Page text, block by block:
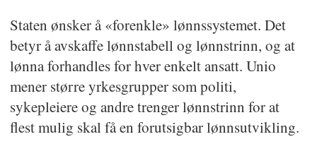
Staten ønsker å «forenkle» lønnssystemet. Det
betyr å avskaffe lønnstabell og lønnstrinn, og at
lønna forhandles for hver enkelt ansatt. Unio
mener større yrkesgrupper som politi,
sykepleiere og andre trenger lønnstrinn for at
flest mulig skal få en forutsigbar lønnsutvikling.